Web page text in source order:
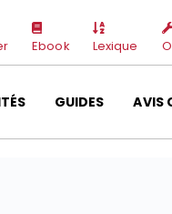
Ebook Lexique
GUIDES AVIS